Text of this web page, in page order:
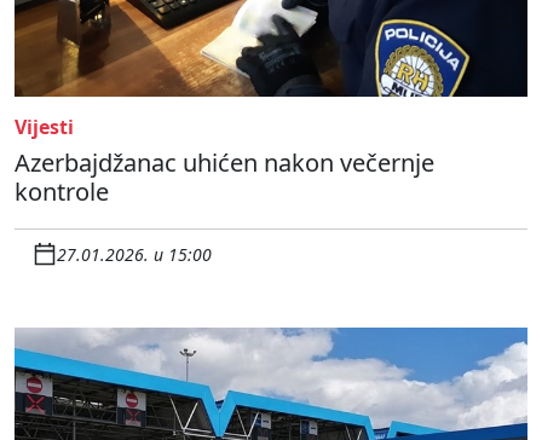
Vijesti
Azerbajdžanac uhićen nakon večernje
kontrole
27.01.2026. u 15:00